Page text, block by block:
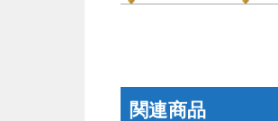
関連商品